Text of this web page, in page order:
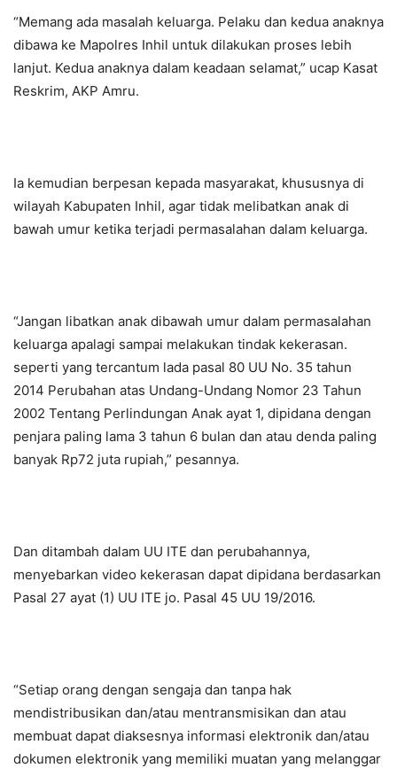
“Memang ada masalah keluarga. Pelaku dan kedua anaknya
dibawa ke Mapolres Inhil untuk dilakukan proses lebih
lanjut. Kedua anaknya dalam keadaan selamat,” ucap Kasat
Reskrim, AKP Amru.
Ia kemudian berpesan kepada masyarakat, khususnya di
wilayah Kabupaten Inhil, agar tidak melibatkan anak di
bawah umur ketika terjadi permasalahan dalam keluarga.
“Jangan libatkan anak dibawah umur dalam permasalahan
keluarga apalagi sampai melakukan tindak kekerasan.
seperti yang tercantum lada pasal 80 UU No. 35 tahun
2014 Perubahan atas Undang-Undang Nomor 23 Tahun
2002 Tentang Perlindungan Anak ayat 1, dipidana dengan
penjara paling lama 3 tahun 6 bulan dan atau denda paling
banyak Rp72 juta rupiah,” pesannya.
Dan ditambah dalam UU ITE dan perubahannya,
menyebarkan video kekerasan dapat dipidana berdasarkan
Pasal 27 ayat (1) UU ITE jo. Pasal 45 UU 19/2016.
“Setiap orang dengan sengaja dan tanpa hak
mendistribusikan dan/atau mentransmisikan dan atau
membuat dapat diaksesnya informasi elektronik dan/atau
dokumen elektronik yang memiliki muatan yang melanggar